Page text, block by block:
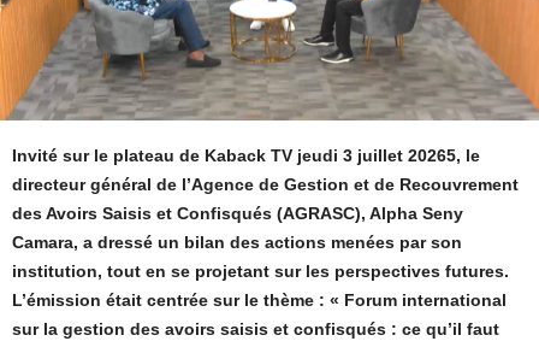
Invité sur le plateau de Kaback TV jeudi 3 juillet 20265, le
directeur général de l’Agence de Gestion et de Recouvrement
des Avoirs Saisis et Confisqués (AGRASC), Alpha Seny
Camara, a dressé un bilan des actions menées par son
institution, tout en se projetant sur les perspectives futures.
L’émission était centrée sur le thème : « Forum international
sur la gestion des avoirs saisis et confisqués : ce qu’il faut